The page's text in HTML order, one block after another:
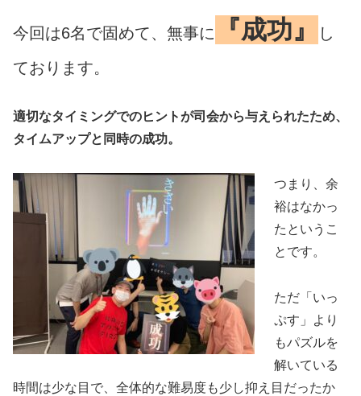
今回は6名で固めて、無事に 『成功』
し
ております。
適切なタイミングでのヒントが司会から与えられたため、
タイムアップと同時の成功。
つまり、余
裕はなかっ
たというこ
とです。
ただ「いっ
ぷす」より
もパズルを
解いている
時間は少な目で、全体的な難易度も少し抑え目だったか